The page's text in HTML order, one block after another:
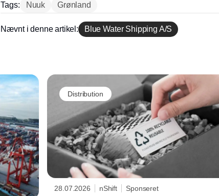
Tags: Nuuk Grønland
Nævnt i denne artikel: Blue Water Shipping A/S
Distribution
28.07.2026 nShift Sponseret